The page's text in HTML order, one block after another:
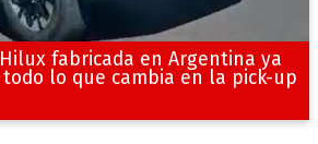
fabricada en Argentina ya
lo que cambia en la pick-up